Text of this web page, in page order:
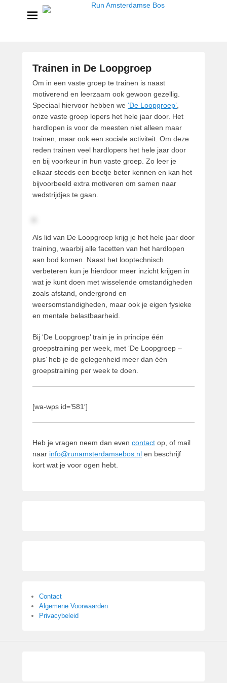
Trainen in De Loopgroep
G
e
p
l
a
a
t
s
t
o
p
l
i
2
0
1
8
d
o
r
G
u
i
d
Om in een vaste groep te trainen is naast
motiverend en leerzaam ook gewoon gezellig.
Speciaal hiervoor hebben we ‘De Loopgroep’
onze vaste groep lopers het hele jaar door. Het
hardlopen is voor de meesten niet alleen maar
trainen, maar ook een sociale activiteit. Om deze
reden trainen veel hardlopers het hele jaar door
en bij voorkeur in hun vaste groep. Zo leer je
elkaar steeds een beetje beter kennen en kan het
bijvoorbeeld extra motiveren om samen naar
wedstrijdjes te gaan.
Als lid van De Loopgroep krijg je het hele jaar door
training, waarbij alle facetten van het hardlopen
aan bod komen. Naast het looptechnisch
verbeteren kun je hierdoor meer inzicht krijgen in
wat je kunt doen met wisselende omstandigheden
zoals afstand, ondergrond en
weersomstandigheden, maar ook je eigen fysieke
en mentale belastbaarheid.
Bij ‘De Loopgroep’ train je in principe één
groepstraining per week, met ‘De Loopgroep –
plus’ heb je de gelegenheid meer dan één
groepstraining per week te doen.
[wa-wps id=’581′]
Heb je vragen neem dan even contact op, of mail
naar info@runamsterdamsebos.nl en beschrijf
kort wat je voor ogen hebt.
Contact
Algemene Voorwaarden
Privacybeleid